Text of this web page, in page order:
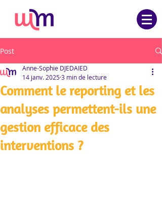
Post
Comment le reporting et les
analyses permettent-ils une
gestion efficace des
interventions ?
Anne-Sophie DJEDAIED
14 janv. 20253 min de lecture